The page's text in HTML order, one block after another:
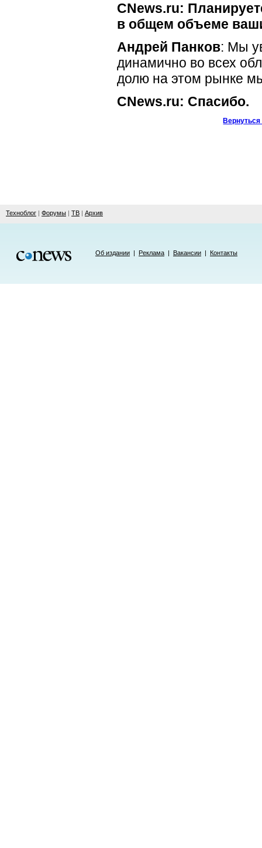
CNews.ru:
в общем объеме
Андрей Панков: Мы
динамично во всех
долю на этом рынке
CNews.ru: Спасибо.
Техноблог | Форумы | ТВ | Архив
Об издании | Реклама | Вакансии | Контакты